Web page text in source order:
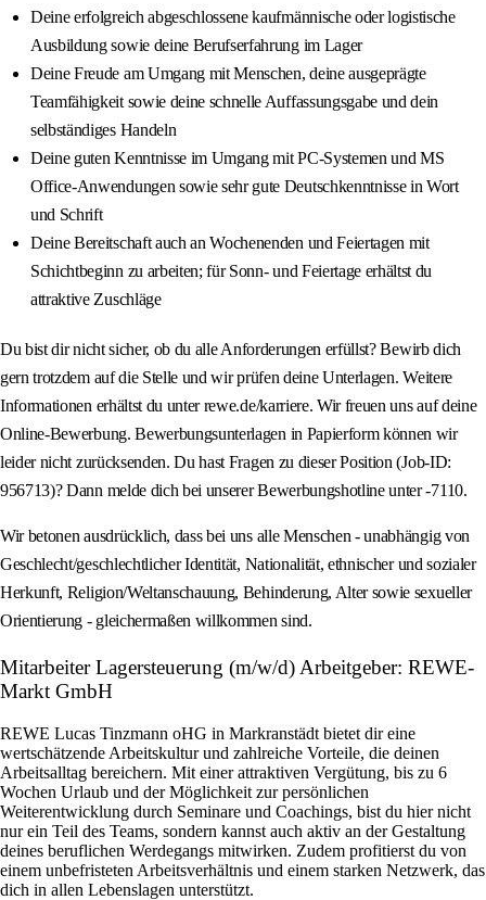
Deine erfolgreich abgeschlossene kaufmännische oder logistische
Ausbildung sowie deine Berufserfahrung im Lager
Deine Freude am Umgang mit Menschen, deine ausgeprägte
Teamfähigkeit sowie deine schnelle Auffassungsgabe und dein
selbständiges Handeln
Deine guten Kenntnisse im Umgang mit PC-Systemen und MS
Office-Anwendungen sowie sehr gute Deutschkenntnisse in Wort
und Schrift
Deine Bereitschaft auch an Wochenenden und Feiertagen mit
Schichtbeginn zu arbeiten; für Sonn- und Feiertage erhältst du
attraktive Zuschläge
Du bist dir nicht sicher, ob du alle Anforderungen erfüllst? Bewirb dich
gern trotzdem auf die Stelle und wir prüfen deine Unterlagen. Weitere
Informationen erhältst du unter rewe.de/karriere. Wir freuen uns auf deine
Online-Bewerbung. Bewerbungsunterlagen in Papierform können wir
leider nicht zurücksenden. Du hast Fragen zu dieser Position (Job-ID:
956713)? Dann melde dich bei unserer Bewerbungshotline unter -7110.
Wir betonen ausdrücklich, dass bei uns alle Menschen - unabhängig von
Geschlecht/geschlechtlicher Identität, Nationalität, ethnischer und sozialer
Herkunft, Religion/Weltanschauung, Behinderung, Alter sowie sexueller
Orientierung - gleichermaßen willkommen sind.
Mitarbeiter Lagersteuerung (m/w/d) Arbeitgeber: REWE-
Markt GmbH
REWE Lucas Tinzmann oHG in Markranstädt bietet dir eine
wertschätzende Arbeitskultur und zahlreiche Vorteile, die deinen
Arbeitsalltag bereichern. Mit einer attraktiven Vergütung, bis zu 6
Wochen Urlaub und der Möglichkeit zur persönlichen
Weiterentwicklung durch Seminare und Coachings, bist du hier nicht
nur ein Teil des Teams, sondern kannst auch aktiv an der Gestaltung
deines beruflichen Werdegangs mitwirken. Zudem profitierst du von
einem unbefristeten Arbeitsverhältnis und einem starken Netzwerk, das
dich in allen Lebenslagen unterstützt.